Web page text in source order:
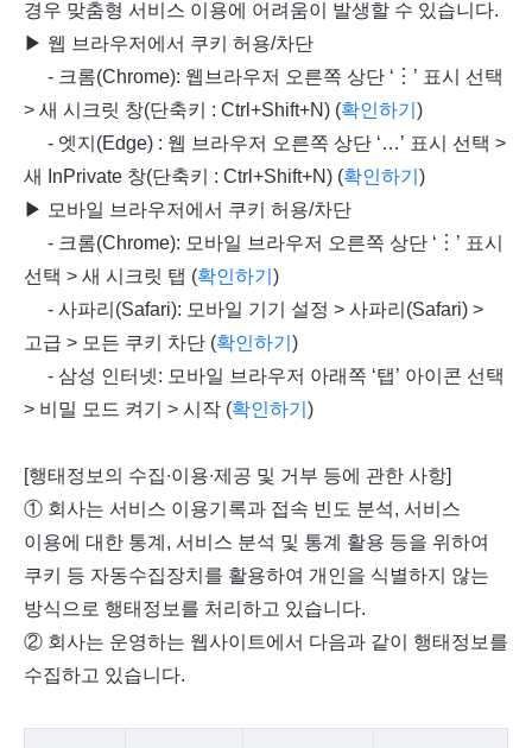
경우 맞춤형 서비스 이용에 어려움이 발생할 수 있습니다.
▶ 웹 브라우저에서 쿠키 허용/차단
- 크롬(Chrome): 웹브라우저 오른쪽 상단 ‘︙’ 표시 선택
> 새 시크릿 창(단축키 : Ctrl+Shift+N) (확인하기 )
- 엣지(Edge) : 웹 브라우저 오른쪽 상단 ‘…’ 표시 선택 >
새 InPrivate 창(단축키 : Ctrl+Shift+N) (확인하기 )
▶ 모바일 브라우저에서 쿠키 허용/차단
- 크롬(Chrome): 모바일 브라우저 오른쪽 상단 ‘︙’ 표시
선택 > 새 시크릿 탭 (확인하기 )
- 사파리(Safari): 모바일 기기 설정 > 사파리(Safari) >
고급 > 모든 쿠키 차단 (확인하기 )
- 삼성 인터넷: 모바일 브라우저 아래쪽 ‘탭’ 아이콘 선택
> 비밀 모드 켜기 > 시작 (확인하기 )
[행태정보의 수집∙이용∙제공 및 거부 등에 관한 사항]
① 회사는 서비스 이용기록과 접속 빈도 분석, 서비스
이용에 대한 통계, 서비스 분석 및 통계 활용 등을 위하여
쿠키 등 자동수집장치를 활용하여 개인을 식별하지 않는
방식으로 행태정보를 처리하고 있습니다.
② 회사는 운영하는 웹사이트에서 다음과 같이 행태정보를
수집하고 있습니다.